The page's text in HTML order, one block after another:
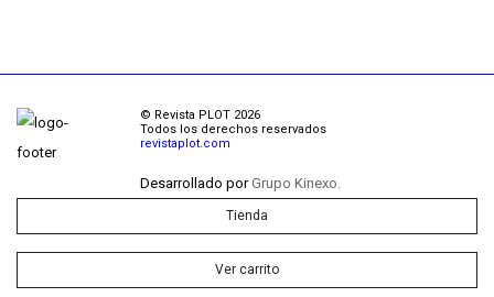
© Revista PLOT 2026
Todos los derechos reservados
revistaplot.com
Desarrollado porGrupo Kinexo.
Tienda
Ver carrito